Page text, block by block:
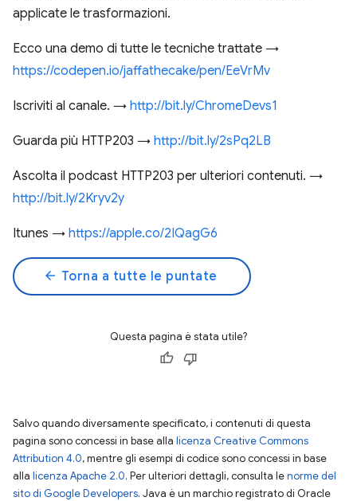
applicate le trasformazioni.
Ecco una demo di tutte le tecniche trattate →
https://codepen.io/jaffathecake/pen/EeVrMv
Iscriviti al canale. → http://bit.ly/ChromeDevs1
Guarda più HTTP203 → http://bit.ly/2sPq2LB
Ascolta il podcast HTTP203 per ulteriori contenuti. →
http://bit.ly/2Kryv2y
Itunes → https://apple.co/2IQagG6
arrow_back Torna a tutte le puntate
Questa pagina è stata utile?
Salvo quando diversamente specificato, i contenuti di questa
pagina sono concessi in base alla licenza Creative Commons
Attribution 4.0, mentre gli esempi di codice sono concessi in base
alla licenza Apache 2.0. Per ulteriori dettagli, consulta lenorme del
sito di Google Developers. Java è un marchio registrato di Oracle